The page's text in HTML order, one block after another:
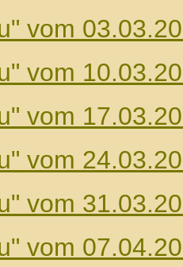
vom
vom
vom
vom
vom
vom